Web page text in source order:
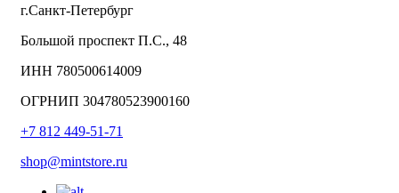
г.Санкт-Петербург
Большой проспект П.С., 48
ИНН 780500614009
ОГРНИП 304780523900160
+7 812 449-51-71
shop@mintstore.ru